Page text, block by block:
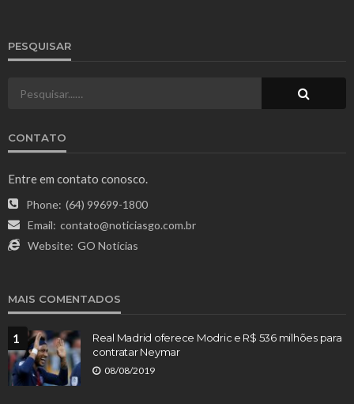
PESQUISAR
CONTATO
Entre em contato conosco.
Phone: (64) 99699-1800
Email: contato@noticiasgo.com.br
Website: GO Notícias
MAIS COMENTADOS
1
Real Madrid oferece Modric e R$ 536 milhões para
contratar Neymar
08/08/2019